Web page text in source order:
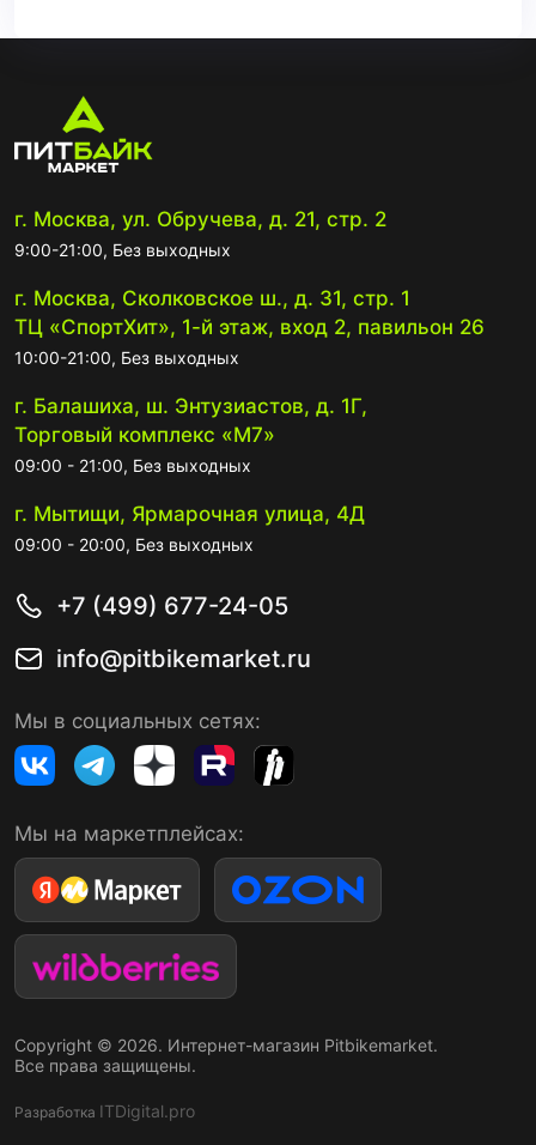
г. Москва, ул. Обручева, д. 21, стр. 2
9:00-21:00, Без выходных
г. Москва, Сколковское ш., д. 31, стр. 1
ТЦ «СпортХит», 1-й этаж, вход 2, павильон 26
10:00-21:00, Без выходных
г. Балашиха, ш. Энтузиастов, д. 1Г,
Торговый комплекс «М7»
09:00 - 21:00, Без выходных
г. Мытищи, Ярмарочная улица, 4Д
09:00 - 20:00, Без выходных
+7 (499) 677-24-05
info@pitbikemarket.ru
Мы в социальных сетях:
Мы на маркетплейсах:
Copyright © 2026. Интернет-магазин Pitbikemarket.
Все права защищены.
Разработка ITDigital.pro